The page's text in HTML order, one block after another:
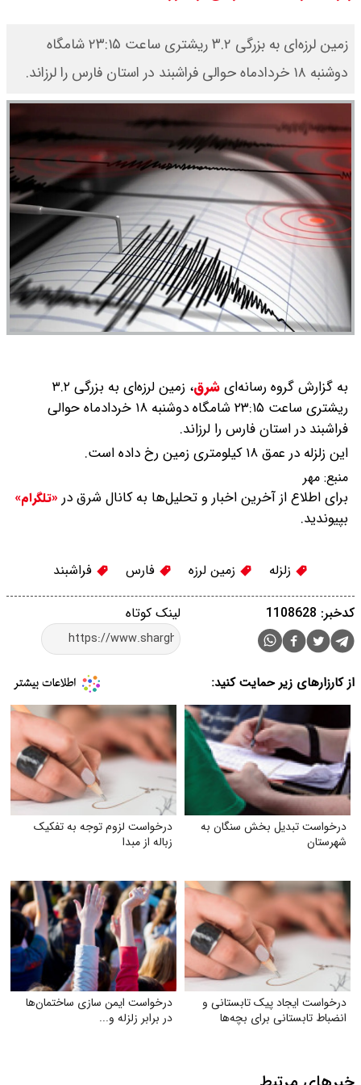
شنبه ۱۷ مرداد ۱۴۰۵ / قیمت دنا چند ؟
+ جدول
ثبت نام سایپا از امروز ۱۷ مرداد ۱۴۰۵
آغاز شد / خرید کوییک با پیش
پرداخت ۵۰۰ میلیون تومان + لینک
شاخص بورس امروز شنبه ۱۷ مرداد
۱۴۰۵ / شاخص افزایشی شد + تحلیل
زمین لرزه‌ای به بزرگی ۳.۲ ریشتری ساعت ۲۳:۱۵ شامگاه
دوشنبه ۱۸ خردادماه حوالی فراشبند در استان فارس را لرزاند.
به گزارش گروه رسانه‌ایشرق،
زمین لرزه‌ای به بزرگی ۳.۲
ریشتری ساعت ۲۳:۱۵ شامگاه دوشنبه ۱۸ خردادماه حوالی
فراشبند در استان فارس را لرزاند.
این زلزله در عمق ۱۸ کیلومتری زمین رخ داده است.
منبع: مهر
برای اطلاع از آخرین اخبار و تحلیل‌ها به کانال شرق در «تلگرام»
بپیوندید.
زلزله زمین لرزه فارس فراشبند
لینک کوتاه کدخبر: 1108628
از کارزارهای زیر حمایت کنید:
درخواست تبدیل بخش سنگان به
شهرستان
درخواست لزوم توجه به تفکیک
زباله از مبدا
درخواست ایجاد پیک تابستانی و
انضباط تابستانی برای بچه‌ها
درخواست ایمن‌ سازی ساختمان‌ها
در برابر زلزله و...